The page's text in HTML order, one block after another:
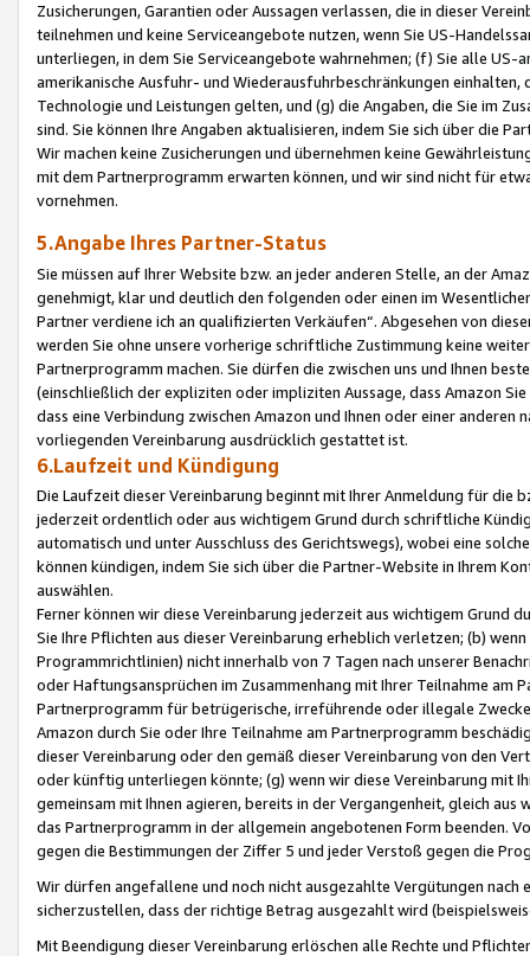
Zusicherungen, Garantien oder Aussagen verlassen, die in dieser
teilnehmen und keine Serviceangebote nutzen, wenn Sie US-
unterliegen, in dem Sie Serviceangebote wahrnehmen; (f) Sie alle
amerikanische Ausfuhr- und Wiederausfuhrbeschränkungen
Technologie und Leistungen gelten, und (g) die Angaben, die Sie im
sind. Sie können Ihre Angaben aktualisieren, indem Sie sich über die
Wir machen keine Zusicherungen und übernehmen keine
mit dem Partnerprogramm erwarten können, und wir sind nicht für
vornehmen.
5.Angabe Ihres Partner-Status
Sie müssen auf Ihrer Website bzw. an jeder anderen Stelle, an der
genehmigt, klar und deutlich den folgenden oder einen im
Partner verdiene ich an qualifizierten Verkäufen“. Abgesehen von
werden Sie ohne unsere vorherige schriftliche Zustimmung keine
Partnerprogramm machen. Sie dürfen die zwischen uns und Ihnen
(einschließlich der expliziten oder impliziten Aussage, dass Amazon
dass eine Verbindung zwischen Amazon und Ihnen oder einer
vorliegenden Vereinbarung ausdrücklich gestattet ist.
6.Laufzeit und Kündigung
Die Laufzeit dieser Vereinbarung beginnt mit Ihrer Anmeldung für die
jederzeit ordentlich oder aus wichtigem Grund durch schriftliche
automatisch und unter Ausschluss des Gerichtswegs), wobei eine
können kündigen, indem Sie sich über die Partner-Website in Ihrem
auswählen.
Ferner können wir diese Vereinbarung jederzeit aus wichtigem Grund
Sie Ihre Pflichten aus dieser Vereinbarung erheblich verletzen; (b)
Programmrichtlinien) nicht innerhalb von 7 Tagen nach unserer
oder Haftungsansprüchen im Zusammenhang mit Ihrer Teilnahme am
Partnerprogramm für betrügerische, irreführende oder illegale
Amazon durch Sie oder Ihre Teilnahme am Partnerprogramm
dieser Vereinbarung oder den gemäß dieser Vereinbarung von den
oder künftig unterliegen könnte; (g) wenn wir diese Vereinbarung mit
gemeinsam mit Ihnen agieren, bereits in der Vergangenheit, gleich
das Partnerprogramm in der allgemein angebotenen Form beenden.
gegen die Bestimmungen der Ziffer 5 und jeder Verstoß gegen die
Wir dürfen angefallene und noch nicht ausgezahlte Vergütungen
sicherzustellen, dass der richtige Betrag ausgezahlt wird
Mit Beendigung dieser Vereinbarung erlöschen alle Rechte und